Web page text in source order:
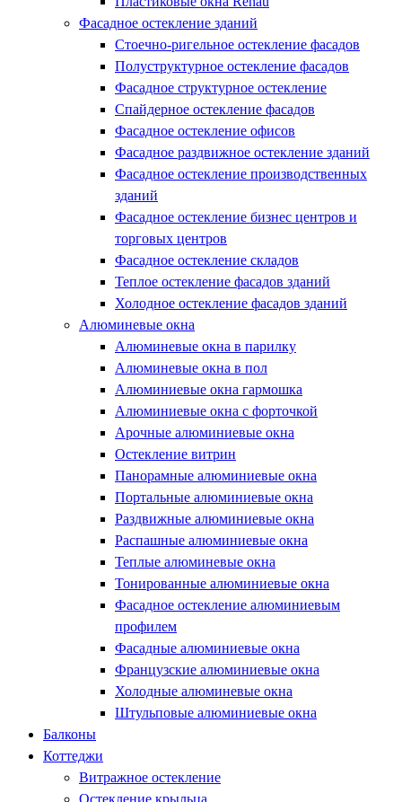
Фасадное остекление зданий
Стоечно-ригельное остекление фасадов
Полуструктурное остекление фасадов
Фасадное структурное остекление
Спайдерное остекление фасадов
Фасадное остекление офисов
Фасадное раздвижное остекление зданий
Фасадное остекление производственных
зданий
Фасадное остекление бизнес центров и
торговых центров
Фасадное остекление складов
Теплое остекление фасадов зданий
Холодное остекление фасадов зданий
Алюминевые окна
Алюминевые окна в парилку
Алюминевые окна в пол
Алюминиевые окна гармошка
Алюминиевые окна с форточкой
Арочные алюминиевые окна
Остекление витрин
Панорамные алюминиевые окна
Портальные алюминиевые окна
Раздвижные алюминиевые окна
Распашные алюминиевые окна
Теплые алюминевые окна
Тонированные алюминиевые окна
Фасадное остекление алюминиевым
профилем
Фасадные алюминиевые окна
Французские алюминиевые окна
Холодные алюминевые окна
Штульповые алюминиевые окна
Балконы
Коттеджи
Витражное остекление
Остекление крыльца